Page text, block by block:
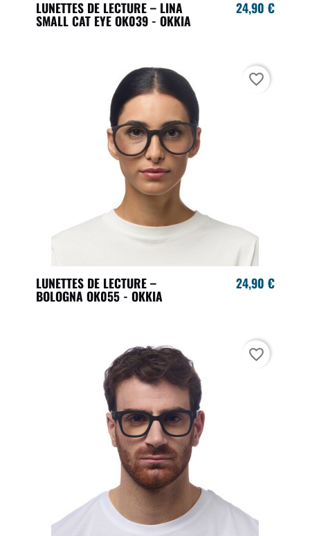
LUNETTES DE LECTURE – LINA
SMALL CAT EYE OK039 - OKKIA
24,90 €
LUNETTES DE LECTURE –
BOLOGNA OK055 - OKKIA
24,90 €
favorite_border
favorite_border